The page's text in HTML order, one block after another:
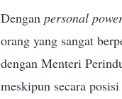
Dengan personal
orang yang sangat
dengan Menteri
meskipun secara